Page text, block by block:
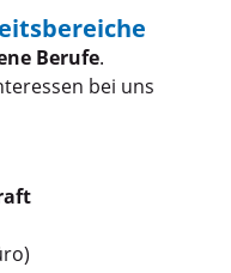
Berufe.
bei uns